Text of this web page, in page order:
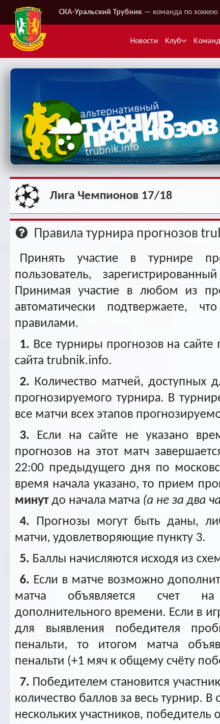
СКА-Уральский Трубник — команда по хоккею
Новости Клуб
Лига Чемпионов 17/18
Правила турнира прогнозов
Принять участие в турнире
пользователь,
Принимая участие в любом из
автоматически подтвержаете,
правилами.
1. Все турниры прогнозов на
сайта trubnik.info.
2. Количество матчей, доступных
прогнозируемого турнира. В
все матчи всех этапов
3. Если на сайте не указано
прогнозов на этот матч
22:00 предыдущего дня по
время начала указано, то прием
минут до начала матча (а не за два
4. Прогнозы могут быть даны,
матчи, удовлетворяющие пункту 3.
5. Баллы начисляются исходя из
6. Если в матче возможно
матча объявляется счет
дополнительного времени. Если в
для выявления победителя
пенальти, то итогом матча
пенальти (+1 мяч к общему счёту
7. Победителем становится
количество баллов за весь турнир. В
нескольких участников,